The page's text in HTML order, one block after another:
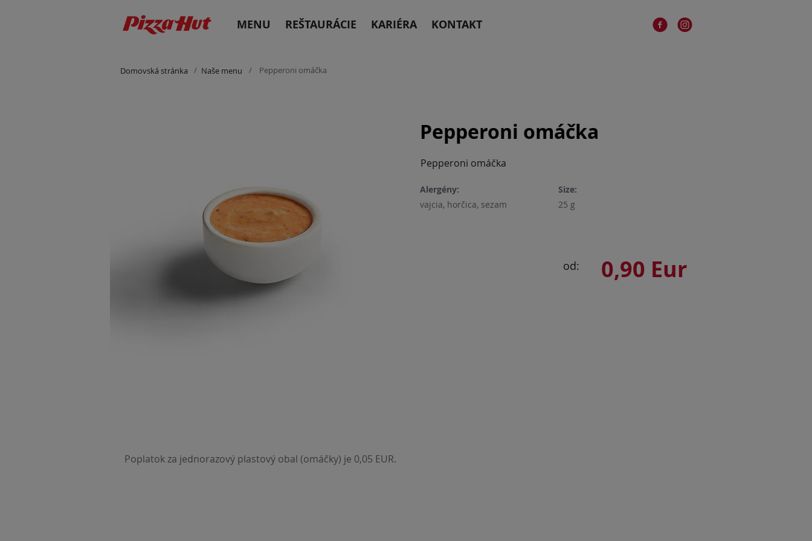
MENU REŠTAURÁCIE KARIÉRA KONTAKT
Domovská stránka / Naše menu / Pepperoni omáčka
Pepperoni omáčka
Pepperoni omáčka
Alergény:
vajcia, horčica, sezam
Size:
25 g
od: 0,90 Eur
Poplatok za jednorazový plastový obal (omáčky) je 0,05 EUR.